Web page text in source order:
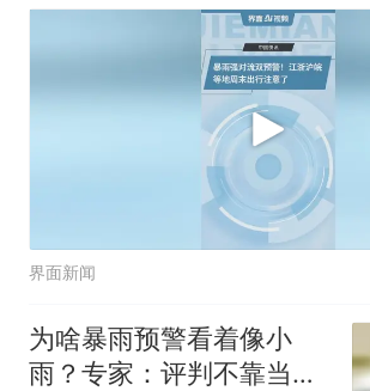
界面新闻
为啥暴雨预警看着像小
雨？专家：评判不靠当下